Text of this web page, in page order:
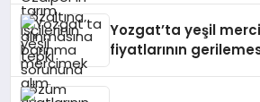
Yozgat’ta yeşil
fiyatlarının